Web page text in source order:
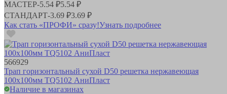
МАСТЕР-5.54 ₽5.54 ₽
СТАНДАРТ-3.69 ₽3.69 ₽
Как стать «ПРОФИ» сразу!Узнать подробнее
566929
Трап горизонтальный сухой D50 решетка нержавеющая
100х100мм TQ5102 АниПласт
Наличие в магазинах